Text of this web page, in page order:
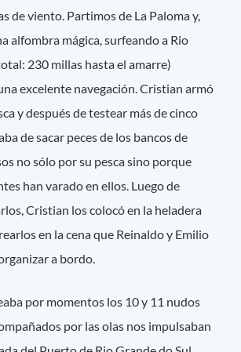
de viento. Partimos de La Paloma y,
alfombra mágica, surfeando a Rio
230 millas hasta el amarre)
excelente navegación. Cristian armó
y después de testear más de cinco
de sacar peces de los bancos de
no sólo por su pesca sino porque
han varado en ellos. Luego de
Cristian los colocó en la heladera
en la cena que Reinaldo y Emilio
a bordo.
por momentos los 10 y 11 nudos
por las olas nos impulsaban